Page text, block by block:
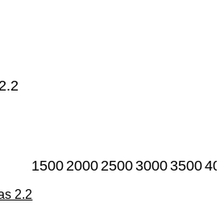
15002000250030003500
2.2